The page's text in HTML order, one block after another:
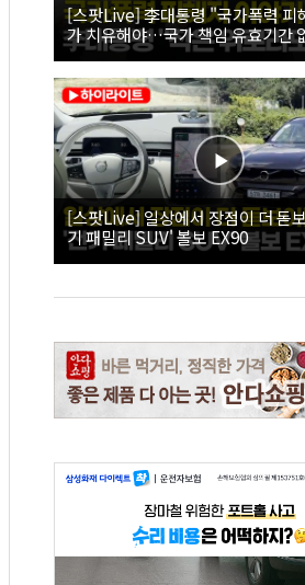
[스팟Live] 李대통령 "국가폭력 피
가 치유해야…국가 책임 유효기간
26.08.07 국가폭력 피해자 위로 오
[스팟Live] 일상에서 장점이 더 돋
기 패밀리 SUV' 볼보 EX90